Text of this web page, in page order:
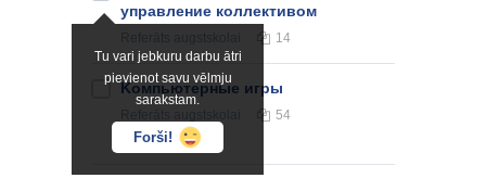
Tu vari jebkuru darbu ātri
pievienot savu vēlmju
sarakstam.
Forši!
управление коллективом
14
Kомпьютерные игры
54